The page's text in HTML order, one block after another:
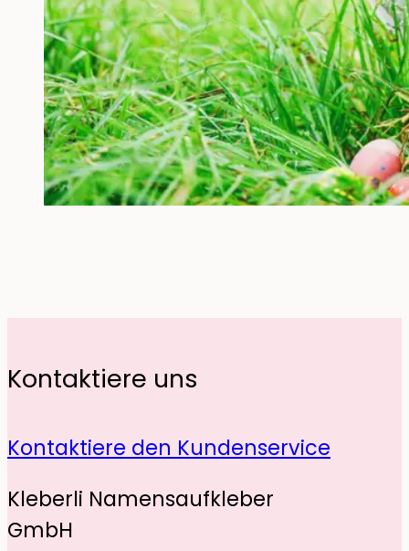
Kontaktiere uns
Kontaktiere den Kundenservice
Kleberli Namensaufkleber
GmbH